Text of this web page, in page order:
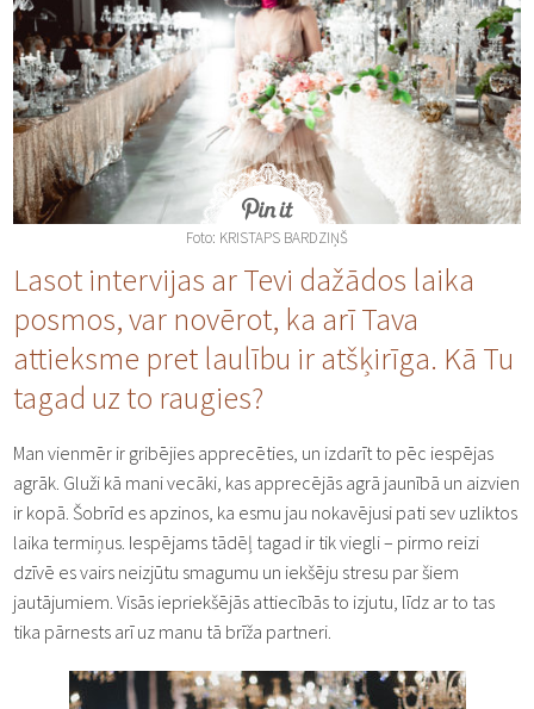
Foto: KRISTAPS BARDZIŅŠ
Lasot intervijas ar Tevi dažādos laika
posmos, var novērot, ka arī Tava
attieksme pret laulību ir atšķirīga. Kā Tu
tagad uz to raugies?
Man vienmēr ir gribējies apprecēties, un izdarīt to pēc iespējas
agrāk. Gluži kā mani vecāki, kas apprecējās agrā jaunībā un aizvien
ir kopā. Šobrīd es apzinos, ka esmu jau nokavējusi pati sev uzliktos
laika termiņus. Iespējams tādēļ tagad ir tik viegli – pirmo reizi
dzīvē es vairs neizjūtu smagumu un iekšēju stresu par šiem
jautājumiem. Visās iepriekšējās attiecībās to izjutu, līdz ar to tas
tika pārnests arī uz manu tā brīža partneri.